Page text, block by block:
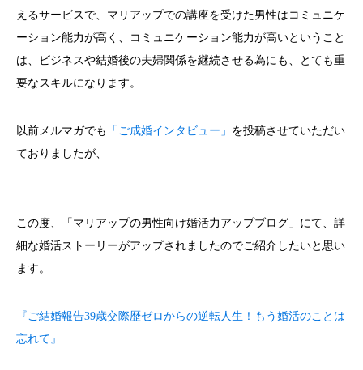
えるサービスで、マリアップでの講座を受けた男性はコミュニケ
ーション能力が高く、コミュニケーション能力が高いということ
は、ビジネスや結婚後の夫婦関係を継続させる為にも、とても重
要なスキルになります。
以前メルマガでも 「ご成婚インタビュー」 を投稿させていただい
ておりましたが、
この度、「マリアップの男性向け婚活力アップブログ」にて、詳
細な婚活ストーリーがアップされましたのでご紹介したいと思い
ます。
『ご結婚報告39歳交際歴ゼロからの逆転人生！もう婚活のことは
忘れて』